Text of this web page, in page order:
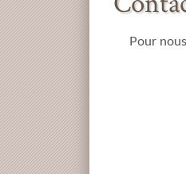
Pour